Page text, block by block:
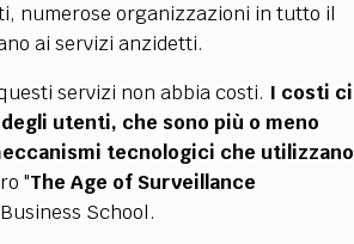
numerose organizzazioni in tutto il
ai servizi anzidetti.
servizi non abbia costi. I costi ci
utenti, che sono più o meno
tecnologici che utilizzano
"The Age of Surveillance
School.